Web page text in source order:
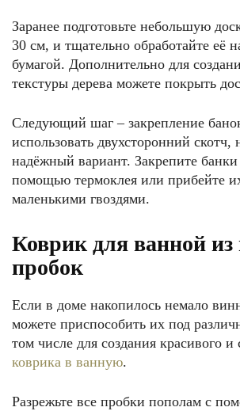
Заранее подготовьте небольшую
30 см, и тщательно обработайте её
бумагой. Дополнительно для
текстуры дерева можете покрыть
Следующий шаг – закрепление
использовать двухсторонний скотч,
надёжный вариант. Закрепите банки
помощью термоклея или прибейте
маленькими гвоздями.
Коврик для ванной
пробок
Если в доме накопилось немало
можете приспособить их под
том числе для создания красивого и
коврика в ванную.
Разрежьте все пробки пополам с